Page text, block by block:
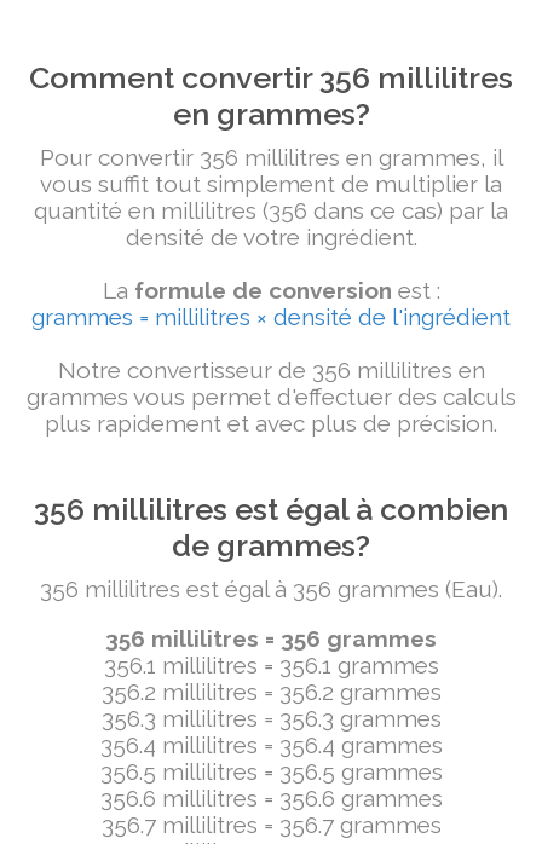
Comment convertir 356 millilitres
en grammes?
Pour convertir 356 millilitres en grammes, il
vous suffit tout simplement de multiplier la
quantité en millilitres (356 dans ce cas) par la
densité de votre ingrédient.
La formule de conversion est :
grammes = millilitres × densité de l'ingrédient
Notre convertisseur de 356 millilitres en
grammes vous permet d'effectuer des calculs
plus rapidement et avec plus de précision.
356 millilitres est égal à combien
de grammes?
356 millilitres est égal à 356 grammes (Eau).
356 millilitres = 356 grammes
356.1 millilitres = 356.1 grammes
356.2 millilitres = 356.2 grammes
356.3 millilitres = 356.3 grammes
356.4 millilitres = 356.4 grammes
356.5 millilitres = 356.5 grammes
356.6 millilitres = 356.6 grammes
356.7 millilitres = 356.7 grammes